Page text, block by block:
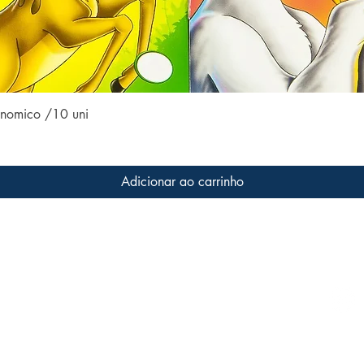
colegas e companheiros.
/10 uni
Adicionar ao carrinho